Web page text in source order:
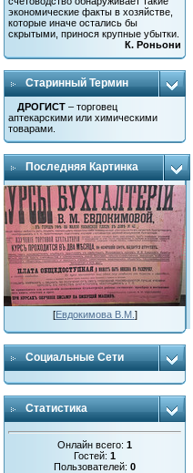
экономические факты в хозяйстве,
которые иначе остались бы
скрытыми, принося крупные убытки.
К. Роньони
Старинный Термин
ДРОГИСТ – торговец
аптекарскими или химическими
товарами.
Последняя Картинка
[Евдокимова В.М. ]
Социальные Сети
Статистика
Онлайн всего:1
Гостей:1
Пользователей:0